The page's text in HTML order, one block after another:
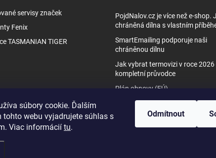
súbory cookie. Ďalším
tohto webu vyjadrujete súhlas s
Viac informácií tu.
Odmítnout
servisy značek
Fenix
TASMANIAN TIGER
PojdNalov.cz je více než e-shop.
chráněná dílna s vlastním
SmartEmailing podporuje naši
chráněnou dílnu
Jak vybrat termovizi v roce 2026
kompletní průvodce
Plán obnovy (EÚ)
Tipy využití nočního vidění
Jak vybrat noční vidění